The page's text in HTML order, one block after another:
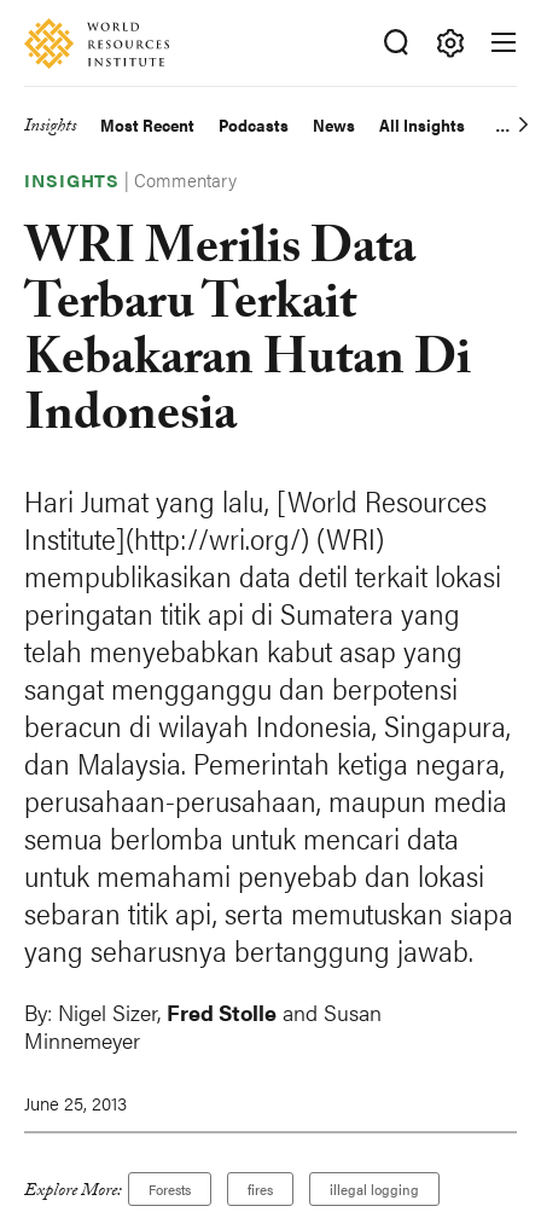
Skip
main
Accessibility
Making
Big
Happen
Main
navigation
Insights Most Recent Podcasts News All Insights
INSIGHTS |Commentary
WRI Merilis Data
Terbaru Terkait
Kebakaran Hutan Di
Indonesia
Hari Jumat yang lalu, [World Resources
Institute](http://wri.org/) (WRI)
mempublikasikan data detil terkait lokasi
peringatan titik api di Sumatera yang
telah menyebabkan kabut asap yang
sangat mengganggu dan berpotensi
beracun di wilayah Indonesia, Singapura,
dan Malaysia. Pemerintah ketiga negara,
perusahaan-perusahaan, maupun media
semua berlomba untuk mencari data
untuk memahami penyebab dan lokasi
sebaran titik api, serta memutuskan siapa
yang seharusnya bertanggung jawab.
By: Nigel Sizer, Fred Stolle and Susan
Minnemeyer
June 25, 2013
Explore More: Forests fires illegal logging